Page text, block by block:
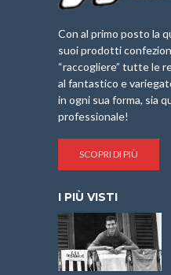
Con al primo posto la
suoi prodotti
“raccogliere” tutte le
al fantastico e
in ogni sua forma, sia
professionale!
SCOPRI DI PIÙ
I PIÙ VISTI